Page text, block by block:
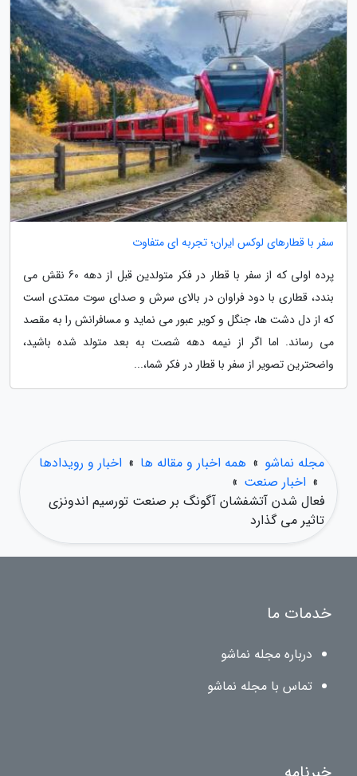
سفر با قطارهای لوکس ایران؛ تجربه ای متفاوت
پرده اولی که از سفر با قطار در فکر متولدین قبل از دهه 60 نقش می
بندد، قطاری با دود فراوان در بالای سرش و صدای سوت ممتدی است
که از دل دشت ها، جنگل و کویر عبور می نماید و مسافرانش را به مقصد
می رساند. اما اگر از نیمه دهه شصت به بعد متولد شده باشید،
واضحترین تصویر از سفر با قطار در فکر شما،...
مجله نماشو » همه اخبار و مقاله ها » اخبار و رویدادها
» اخبار صنعت »
فعال شدن آتشفشان آگونگ بر صنعت تورسیم اندونزی
تاثیر می گذارد
خدمات ما
درباره مجله نماشو
تماس با مجله نماشو